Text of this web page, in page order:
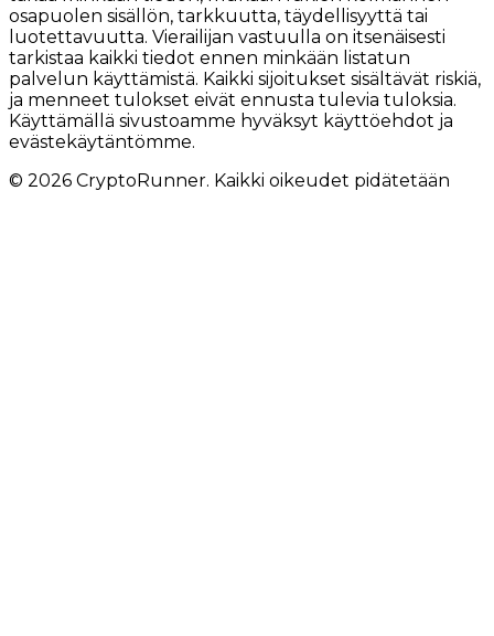
osapuolen sisällön, tarkkuutta, täydellisyyttä tai
luotettavuutta. Vierailijan vastuulla on itsenäisesti
tarkistaa kaikki tiedot ennen minkään listatun
palvelun käyttämistä. Kaikki sijoitukset sisältävät riskiä,
ja menneet tulokset eivät ennusta tulevia tuloksia.
Käyttämällä sivustoamme hyväksyt käyttöehdot ja
evästekäytäntömme.
© 2026 CryptoRunner. Kaikki oikeudet pidätetään